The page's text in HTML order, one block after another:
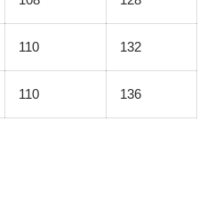
110 132
110 136